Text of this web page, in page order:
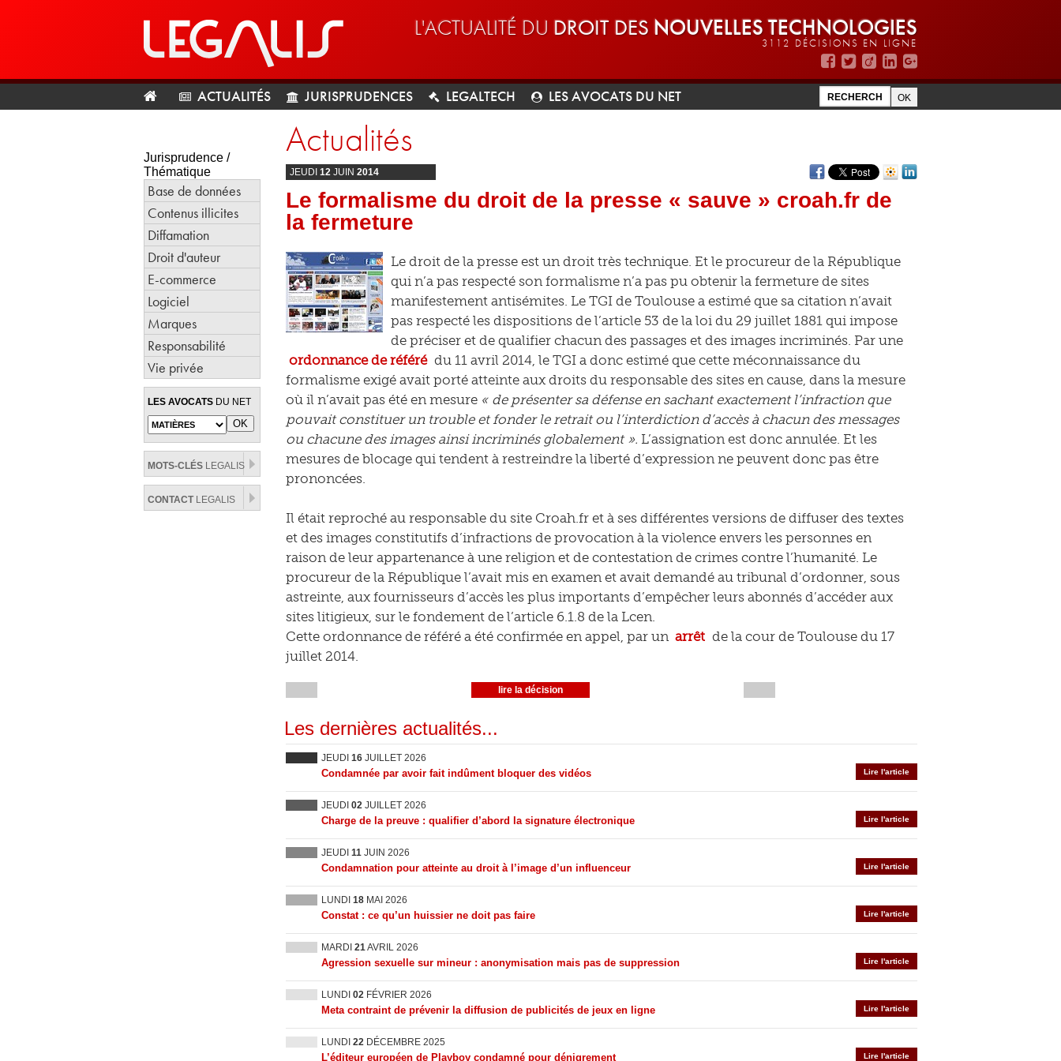
L'ACTUALITÉ DU DROIT DES NOUVELLES TECHNOLOGIES
3112 DÉCISIONS EN LIGNE
ACTUALITÉS JURISPRUDENCES LEGALTECH LES AVOCATS DU NET
Jurisprudence /
Thématique
Base de données
Contenus illicites
Diffamation
Droit d'auteur
E-commerce
Logiciel
Marques
Responsabilité
Vie privée
LES AVOCATS DU NET
MOTS-CLÉS LEGALIS
CONTACTLEGALIS
Actualités
JEUDI 12 JUIN 2014
Le formalisme du droit de la presse « sauve » croah.fr de
la fermeture
Le droit de la presse est un droit très technique. Et le procureur de la République
qui n’a pas respecté son formalisme n’a pas pu obtenir la fermeture de sites
manifestement antisémites. Le TGI de Toulouse a estimé que sa citation n’avait
pas respecté les dispositions de l’article 53 de la loi du 29 juillet 1881 qui impose
de préciser et de qualifier chacun des passages et des images incriminés. Par une
ordonnance de référé du 11 avril 2014, le TGI a donc estimé que cette méconnaissance du
formalisme exigé avait porté atteinte aux droits du responsable des sites en cause, dans la mesure
où il n’avait pas été en mesure « de présenter sa défense en sachant exactement l’infraction que
pouvait constituer un trouble et fonder le retrait ou l’interdiction d’accès à chacun des messages
ou chacune des images ainsi incriminés globalement ». L’assignation est donc annulée. Et les
mesures de blocage qui tendent à restreindre la liberté d’expression ne peuvent donc pas être
prononcées.
Il était reproché au responsable du site Croah.fr et à ses différentes versions de diffuser des textes
et des images constitutifs d’infractions de provocation à la violence envers les personnes en
raison de leur appartenance à une religion et de contestation de crimes contre l’humanité. Le
procureur de la République l’avait mis en examen et avait demandé au tribunal d’ordonner, sous
astreinte, aux fournisseurs d’accès les plus importants d’empêcher leurs abonnés d’accéder aux
sites litigieux, sur le fondement de l’article 6.1.8 de la Lcen.
Cette ordonnance de référé a été confirmée en appel, par un arrêt de la cour de Toulouse du 17
juillet 2014.
lire la décision
Les dernières actualités...
JEUDI 16 JUILLET 2026
Lire l'article
Condamnée par avoir fait indûment bloquer des vidéos
JEUDI 02 JUILLET 2026
Lire l'article
Charge de la preuve : qualifier d’abord la signature électronique
JEUDI 11 JUIN 2026
Lire l'article
Condamnation pour atteinte au droit à l’image d’un influenceur
LUNDI 18 MAI 2026
Lire l'article
Constat : ce qu’un huissier ne doit pas faire
MARDI 21AVRIL 2026
Lire l'article
Agression sexuelle sur mineur : anonymisation mais pas de suppression
LUNDI 02 FÉVRIER 2026
Lire l'article
Meta contraint de prévenir la diffusion de publicités de jeux en ligne
LUNDI 22 DÉCEMBRE 2025
Lire l'article
L’éditeur européen de Playboy condamné pour dénigrement